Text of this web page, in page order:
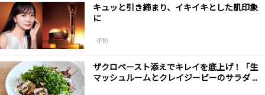
キュッと引き締まり、イキイキとした肌印象
に
（PR）
ザクロペースト添えでキレイを底上げ！「生
マッシュルームとクレイジーピーのサラダ ...